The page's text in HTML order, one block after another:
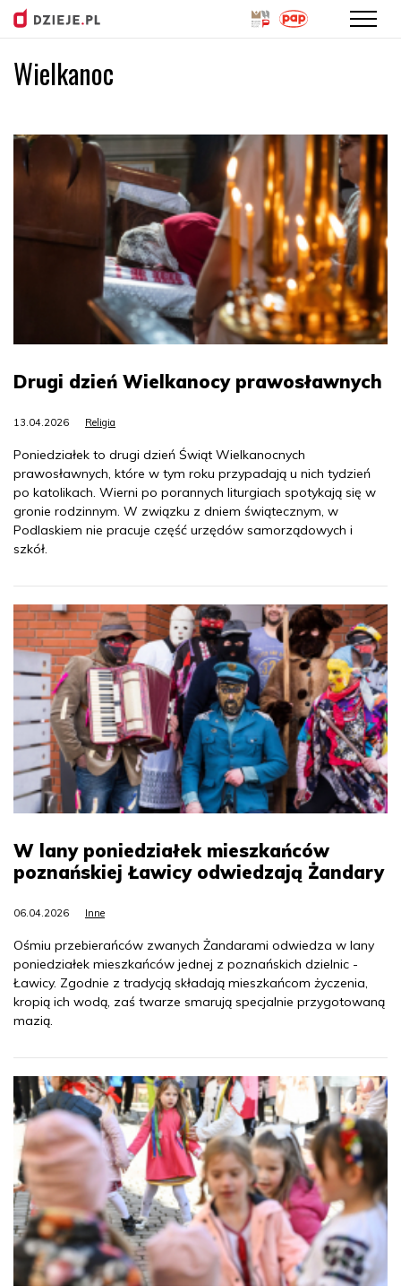
Wielkanoc
Drugi dzień Wielkanocy prawosławnych
13.04.2026 Religia
Poniedziałek to drugi dzień Świąt Wielkanocnych
prawosławnych, które w tym roku przypadają u nich tydzień
po katolikach. Wierni po porannych liturgiach spotykają się w
gronie rodzinnym. W związku z dniem świątecznym, w
Podlaskiem nie pracuje część urzędów samorządowych i
szkół.
W lany poniedziałek mieszkańców
poznańskiej Ławicy odwiedzają Żandary
06.04.2026 Inne
Ośmiu przebierańców zwanych Żandarami odwiedza w lany
poniedziałek mieszkańców jednej z poznańskich dzielnic -
Ławicy. Zgodnie z tradycją składają mieszkańcom życzenia,
kropią ich wodą, zaś twarze smarują specjalnie przygotowaną
mazią.